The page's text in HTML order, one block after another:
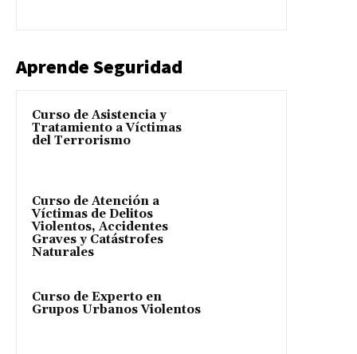
Aprende Seguridad
Curso de Asistencia y
Tratamiento a Víctimas
del Terrorismo
Curso de Atención a
Víctimas de Delitos
Violentos, Accidentes
Graves y Catástrofes
Naturales
Curso de Experto en
Grupos Urbanos Violentos